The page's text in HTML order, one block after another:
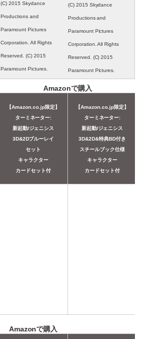
(C) 2015 Skydance
Productions and
Paramount Pictures
Corporation. All Rights
Reserved. (C) 2015
Paramount Pictures.
(C) 2015 Skydance
Productions and
Paramount Pictures
Corporation. All Rights
Reserved. (C) 2015
Paramount Pictures.
Amazonで購入
【Amazon.co.jp限定】
ターミネーター:
新起動/ジェニシス
3D&2Dブルーレイ
セット
キャラクター
カードセット付
【Amazon.co.jp限定】
ターミネーター:
新起動/ジェニシス
3D&2D&特典BD付き
スチールブック仕様
キャラクター
カードセット付
Amazonで購入